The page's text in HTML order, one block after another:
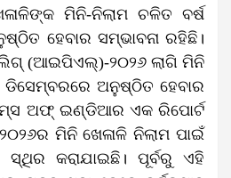
ମିନି-ନିଲାମ ଚଳିତ ବର୍ଷ
ହେବାର ସମ୍ଭାବନା ରହିଛି।
(ଆଇପିଏଲ୍‌)-୨୦୨୬ ଲାଗି ମିନି
ଡିସେମ୍ବରରେ ଅନୁଷ୍ଠିତ ହେବାର
ଅଫ୍ ଇଣ୍ଡିଆର ଏକ ରିପୋର୍ଟ
ମିନି ଖେଳାଳି ନିଲାମ ପାଇଁ
କରାଯାଇଛି। ପୂର୍ବରୁ ଏହି